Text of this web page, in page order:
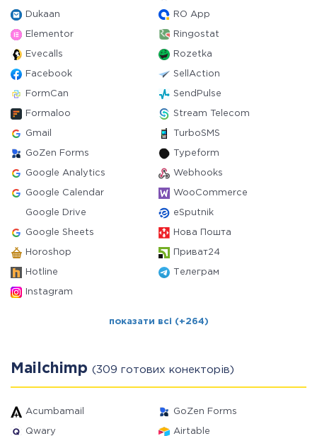
Dukaan RO App
Elementor Ringostat
Evecalls Rozetka
Facebook SellAction
FormCan SendPulse
Formaloo Stream Telecom
Gmail TurboSMS
GoZen Forms Typeform
Google Analytics Webhooks
Google Calendar WooCommerce
Google Drive eSputnik
Google Sheets Нова Пошта
Horoshop Приват24
Hotline Телеграм
Instagram
показати всі (+264)
Mailchimp (309 готових конекторів)
Acumbamail GoZen Forms
Qwary Airtable